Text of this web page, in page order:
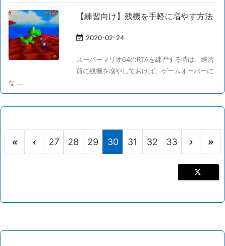
【練習向け】残機を手軽に増やす方法
 2020-02-24
スーパーマリオ64のRTAを練習する時は、練習
前に残機を増やしておけば、ゲームオーバーに
な ...
« ‹ 27 28 29 30 31 32 33 › »